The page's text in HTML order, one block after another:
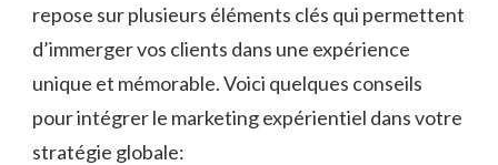
repose sur plusieurs éléments clés qui permettent
d’immerger vos clients dans une expérience
unique et mémorable.⁢ Voici quelques conseils
pour intégrer le marketing expérientiel dans votre
stratégie globale: